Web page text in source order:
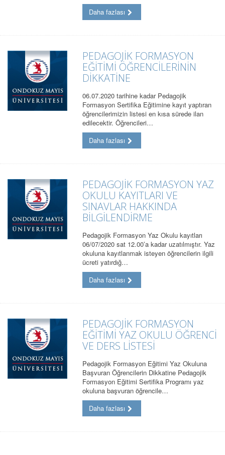
Daha fazlası
PEDAGOJİK FORMASYON
EĞİTİMİ ÖĞRENCİLERİNİN
DİKKATİNE
06.07.2020 tarihine kadar Pedagojik
Formasyon Sertifika Eğitimine kayıt yaptıran
öğrencilerimizin listesi en kısa sürede ilan
edilecektir. Öğrencileri…
Daha fazlası
PEDAGOJİK FORMASYON YAZ
OKULU KAYITLARI VE
SINAVLAR HAKKINDA
BİLGİLENDİRME
Pedagojik Formasyon Yaz Okulu kayıtları
06/07/2020 sat 12.00’a kadar uzatılmıştır. Yaz
okuluna kayıtlanmak isteyen öğrencilerin ilgili
ücreti yatırdığ…
Daha fazlası
PEDAGOJİK FORMASYON
EĞİTİMİ YAZ OKULU ÖĞRENCİ
VE DERS LİSTESİ
Pedagojik Formasyon Eğitimi Yaz Okuluna
Başvuran Öğrencilerin Dikkatine Pedagojik
Formasyon Eğitimi Sertifika Programı yaz
okuluna başvuran öğrencile…
Daha fazlası